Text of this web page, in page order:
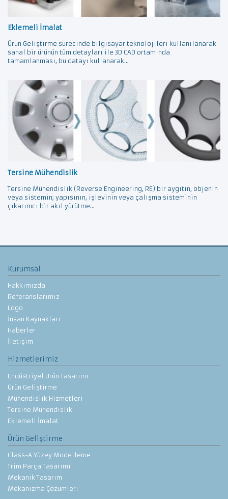
Eklemeli İmalat
Ürün Geliştirme sürecinde bilgisayar teknolojileri kullanılanarak
sanal bir ürünün tüm detayları ile 3D CAD ortamında
tamamlanması, bu datayı kullanarak...
Tersine Mühendislik
Tersine Mühendislik (Reverse Engineering, RE) bir aygıtın, objenin
veya sistemin; yapısının, işlevinin veya çalışma sisteminin
çıkarımcı bir akıl yürütme...
Kurumsal
Hakkımızda
Referanslarımız
Logo
İnsan Kaynakları
Haberler
İletişim
Hizmetlerimiz
Endüstriyel Ürün Tasarımı
Ürün Geliştirme
Mühendislik Hizmetleri
Tersine Mühendislik
Eklemeli İmalat
Ürün Geliştirme
Class-A Yüzey Modelleme
Trim Parça Tasarımı
Mekanik Tasarım
Mekanizma Çözümleri